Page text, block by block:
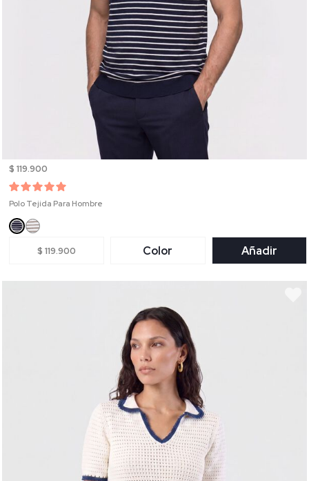
$ 119.900
Polo Tejida Para Hombre
$ 119.900 Color Añadir